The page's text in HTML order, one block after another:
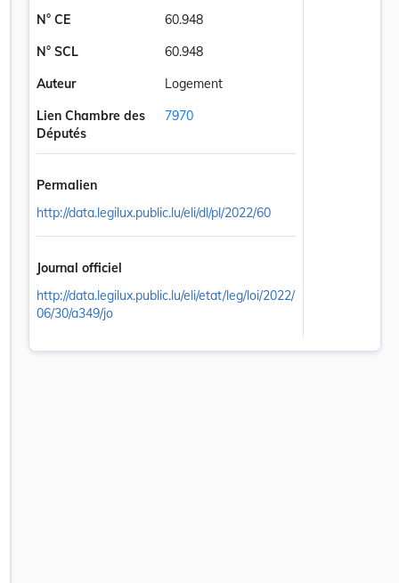
du développement de logements du projet « An der
onglet
N° CE
60.948
N° SCL
60.948
Auteur
Logement
Lien Chambre des
Députés
7970
Permalien
http://data.legilux.public.lu/eli/dl/pl/2022/60
Journal officiel
http://data.legilux.public.lu/eli/etat/leg/loi/2022/
06/30/a349/jo